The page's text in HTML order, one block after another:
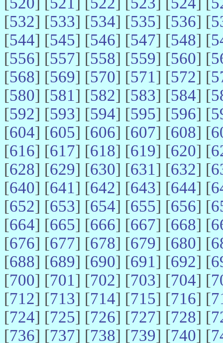
[532] [533] [534] [535] [536] [
[544] [545] [546] [547] [548] [
[556] [557] [558] [559] [560] [
[568] [569] [570] [571] [572] [
[580] [581] [582] [583] [584] [
[592] [593] [594] [595] [596] [
[604] [605] [606] [607] [608] [
[616] [617] [618] [619] [620] [
[628] [629] [630] [631] [632] [
[640] [641] [642] [643] [644] [
[652] [653] [654] [655] [656] [
[664] [665] [666] [667] [668] [
[676] [677] [678] [679] [680] [
[688] [689] [690] [691] [692] [
[700] [701] [702] [703] [704] [
[712] [713] [714] [715] [716] [
[724] [725] [726] [727] [728] [
[736] [737] [738] [739] [740] [